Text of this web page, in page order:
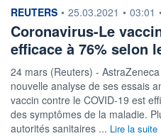
information fournie par
REUTERS • 25.03.2021 • 03:01 •
Coronavirus-Le
efficace à 76%
24 mars (Reuters) -
nouvelle analyse de ses essais
vaccin contre le COVID-19 est
des symptômes de la maladie.
autorités sanitaires ... Lire la suite